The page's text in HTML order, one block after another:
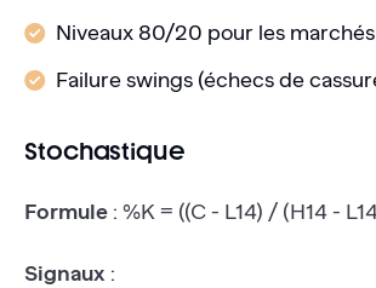
Niveaux 80/20 pour les
Failure swings (échecs de
Stochastique
Formule : %K = ((C - L14) / (H14 -
Signaux :